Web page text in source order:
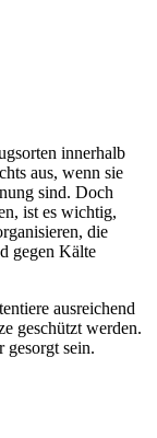
innerhalb
aus, wenn sie
sind. Doch
ist es wichtig,
die
gegen Kälte
ausreichend
geschützt werden.
gesorgt sein.